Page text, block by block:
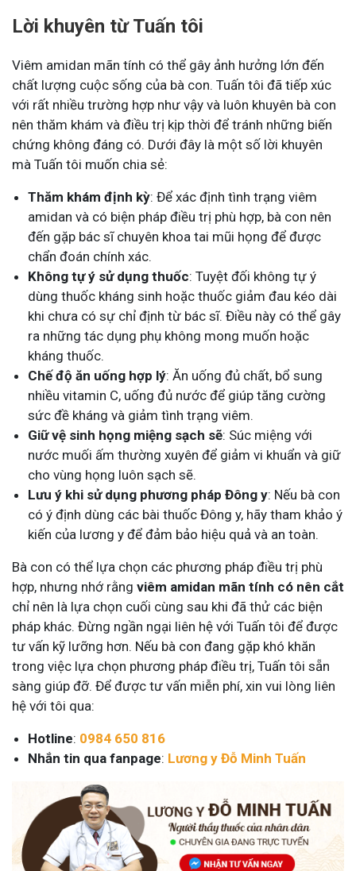
Lời khuyên từ Tuấn tôi
Viêm amidan mãn tính có thể gây ảnh hưởng lớn đến
chất lượng cuộc sống của bà con. Tuấn tôi đã tiếp xúc
với rất nhiều trường hợp như vậy và luôn khuyên bà con
nên thăm khám và điều trị kịp thời để tránh những biến
chứng không đáng có. Dưới đây là một số lời khuyên
mà Tuấn tôi muốn chia sẻ:
Thăm khám định kỳ: Để xác định tình trạng viêm
amidan và có biện pháp điều trị phù hợp, bà con nên
đến gặp bác sĩ chuyên khoa tai mũi họng để được
chẩn đoán chính xác.
Không tự ý sử dụng thuốc: Tuyệt đối không tự ý
dùng thuốc kháng sinh hoặc thuốc giảm đau kéo dài
khi chưa có sự chỉ định từ bác sĩ. Điều này có thể gây
ra những tác dụng phụ không mong muốn hoặc
kháng thuốc.
Chế độ ăn uống hợp lý: Ăn uống đủ chất, bổ sung
nhiều vitamin C, uống đủ nước để giúp tăng cường
sức đề kháng và giảm tình trạng viêm.
Giữ vệ sinh họng miệng sạch sẽ: Súc miệng với
nước muối ấm thường xuyên để giảm vi khuẩn và giữ
cho vùng họng luôn sạch sẽ.
Lưu ý khi sử dụng phương pháp Đông y: Nếu bà con
có ý định dùng các bài thuốc Đông y, hãy tham khảo ý
kiến của lương y để đảm bảo hiệu quả và an toàn.
Bà con có thể lựa chọn các phương pháp điều trị phù
hợp, nhưng nhớ rằng viêm amidan mãn tính có nên cắt
chỉ nên là lựa chọn cuối cùng sau khi đã thử các biện
pháp khác. Đừng ngần ngại liên hệ với Tuấn tôi để được
tư vấn kỹ lưỡng hơn. Nếu bà con đang gặp khó khăn
trong việc lựa chọn phương pháp điều trị, Tuấn tôi sẵn
sàng giúp đỡ. Để được tư vấn miễn phí, xin vui lòng liên
hệ với tôi qua:
Hotline: 0984 650 816
Nhắn tin qua fanpage: Lương y Đỗ Minh Tuấn